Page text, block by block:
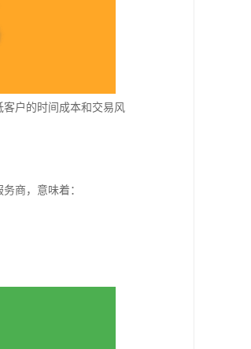
户的时间成本和交易风
商，意味着：